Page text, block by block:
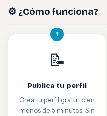
⚙️ ¿Cómo funciona?
1
📝
Publica tu perfil
Crea tu perfil gratuito en
menos de 5 minutos. Sin